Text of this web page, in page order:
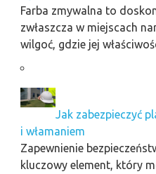
Farba zmywalna to
zwłaszcza w miejscach
wilgoć, gdzie jej
Jak zabezpieczyć
i włamaniem
Zapewnienie
kluczowy element, który